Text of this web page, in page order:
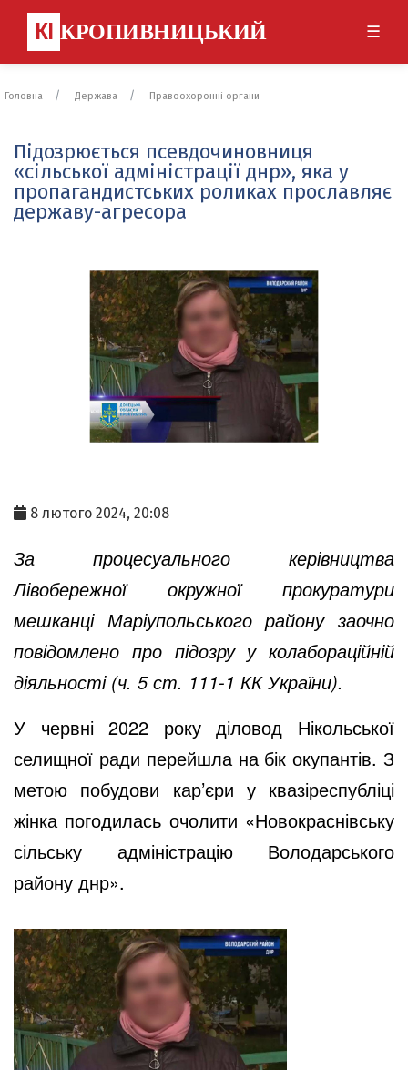
КІ КРОПИВНИЦЬКИЙ ☰
Головна Держава Правоохоронні органи
Підозрюється псевдочиновниця
«сільської адміністрації днр», яка у
пропагандистських роликах прославляє
державу-агресора
8 лютого 2024, 20:08
За процесуального керівництва
Лівобережної окружної прокуратури
мешканці Маріупольського району заочно
повідомлено про підозру у колабораційній
діяльності (ч. 5 ст. 111-1 КК України).
У червні 2022 року діловод Нікольської
селищної ради перейшла на бік окупантів. З
метою побудови кар’єри у квазіреспубліці
жінка погодилась очолити «Новокраснівську
сільську адміністрацію Володарського
району днр».